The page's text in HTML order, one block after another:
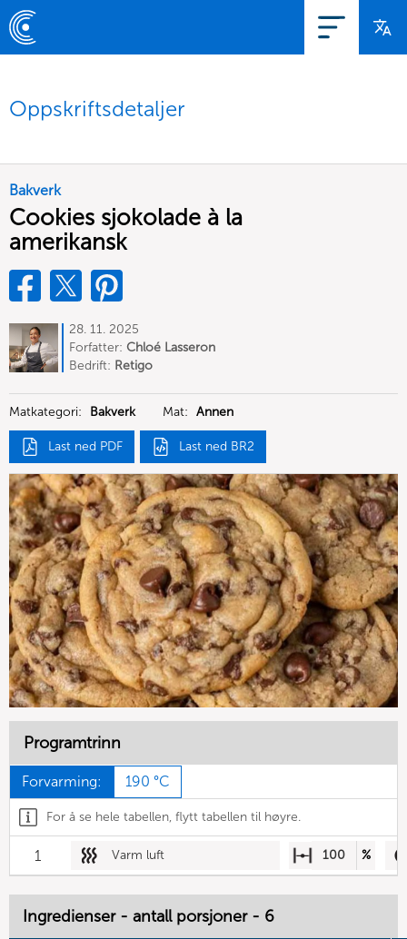
Oppskriftsdetaljer
Bakverk
Cookies sjokolade à la
amerikansk
28. 11. 2025
Forfatter: Chloé Lasseron
Bedrift: Retigo
Matkategori: Bakverk Mat: Annen
Last ned PDF Last ned BR2
Programtrinn
Forvarming: 190 °C
For å se hele tabellen, flytt tabellen til høyre.
1 Varm luft 100 %
Ingredienser - antall porsjoner - 6